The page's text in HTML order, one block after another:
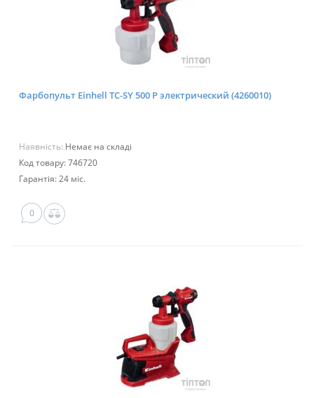
Фарбопульт Einhell TC-SY 500 P электрический (4260010)
Наявність: Немає на складі
Код товару: 746720
Гарантія: 24 міс.
0